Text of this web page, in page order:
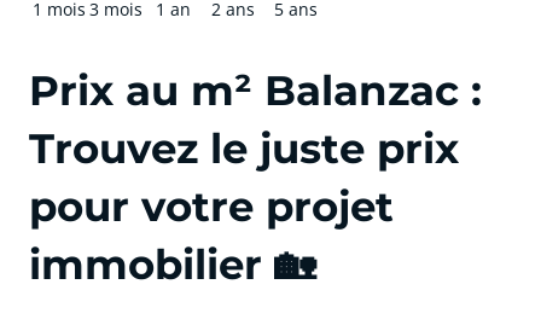
1 mois 3 mois
1 an
2 ans
5 ans
Prix au m² Balanzac :
Trouvez le juste prix
pour votre projet
immobilier 🏡